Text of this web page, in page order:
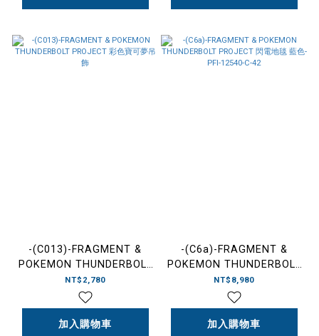
-(C013)-FRAGMENT &
POKEMON THUNDERBOLT
PROJECT 彩色寶可夢吊飾
NT$2,780
加入購物車
-(C6a)-FRAGMENT &
POKEMON THUNDERBOLT
PROJECT 閃電地毯 藍色-
PFI-12540-C-42
NT$8,980
加入購物車